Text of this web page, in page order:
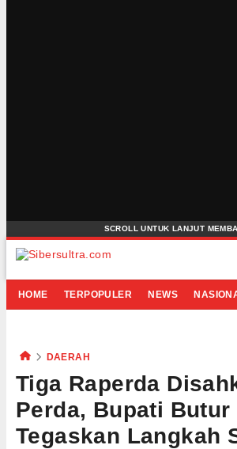
HOME TERPOPULER NEWS
DAERAH
Tiga Raperda
Perda, Bupati Butur
Tegaskan Langkah